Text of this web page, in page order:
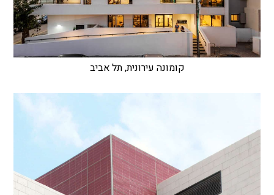
קומונה עירונית, תל אביב